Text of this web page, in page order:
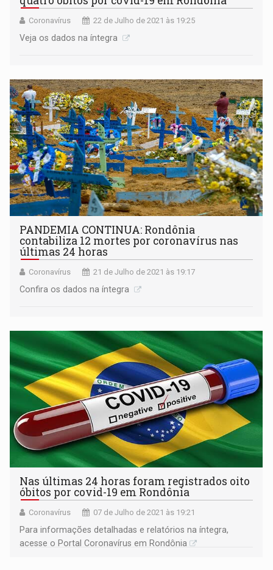
Coronavírus 22 de Julho de 2021 às 19:25
Veja os dados na íntegra
PANDEMIA CONTINUA: Rondônia
contabiliza 12 mortes por coronavírus nas
últimas 24 horas
Coronavírus 21 de Julho de 2021 às 19:17
Confira os dados na íntegra
Nas últimas 24 horas foram registrados oito
óbitos por covid-19 em Rondônia
Coronavírus 07 de Julho de 2021 às 19:21
Para informações detalhadas e relatórios na íntegra,
acesse o Portal Coronavírus em Rondônia